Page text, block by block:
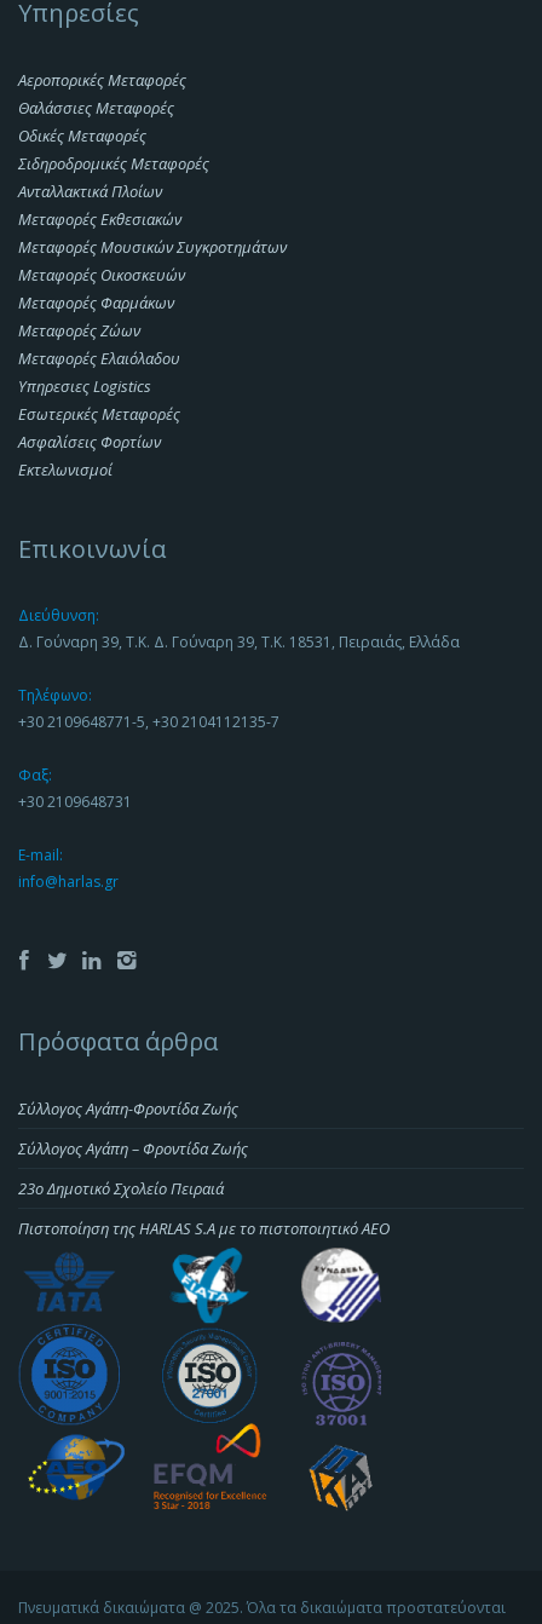
Υπηρεσίες
Αεροπορικές Μεταφορές
Θαλάσσιες Μεταφορές
Οδικές Μεταφορές
Σιδηροδρομικές Μεταφορές
Ανταλλακτικά Πλοίων
Μεταφορές Εκθεσιακών
Μεταφορές Μουσικών Συγκροτημάτων
Μεταφορές Οικοσκευών
Μεταφορές Φαρμάκων
Μεταφορές Ζώων
Μεταφορές Ελαιόλαδου
Υπηρεσιες Logistics
Εσωτερικές Μεταφορές
Ασφαλίσεις Φορτίων
Εκτελωνισμοί
Επικοινωνία
Διεύθυνση:
Δ. Γούναρη 39, Τ.Κ. Δ. Γούναρη 39, Τ.Κ. 18531, Πειραιάς, Ελλάδα
Τηλέφωνο:
+30 2109648771-5, +30 2104112135-7
Φαξ:
+30 2109648731
E-mail:
info@harlas.gr
Πρόσφατα άρθρα
Σύλλογος Αγάπη-Φροντίδα Ζωής
Σύλλογος Αγάπη – Φροντίδα Ζωής
23o Δημοτικό Σχολείο Πειραιά
Πιστοποίηση της HARLAS S.A με το πιστοποιητικό ΑΕΟ
Πνευματικά δικαιώματα @ 2025. Όλα τα δικαιώματα προστατεύονται